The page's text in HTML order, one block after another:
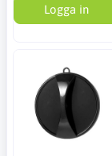
Logga in